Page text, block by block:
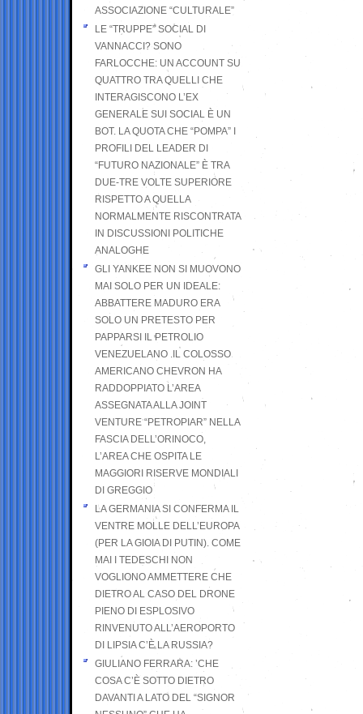
ASSOCIAZIONE “CULTURALE”
LE “TRUPPE” SOCIAL DI
VANNACCI? SONO
FARLOCCHE: UN ACCOUNT SU
QUATTRO TRA QUELLI CHE
INTERAGISCONO L’EX
GENERALE SUI SOCIAL È UN
BOT. LA QUOTA CHE “POMPA” I
PROFILI DEL LEADER DI
“FUTURO NAZIONALE” È TRA
DUE-TRE VOLTE SUPERIORE
RISPETTO A QUELLA
NORMALMENTE RISCONTRATA
IN DISCUSSIONI POLITICHE
ANALOGHE
GLI YANKEE NON SI MUOVONO
MAI SOLO PER UN IDEALE:
ABBATTERE MADURO ERA
SOLO UN PRETESTO PER
PAPPARSI IL PETROLIO
VENEZUELANO .IL COLOSSO
AMERICANO CHEVRON HA
RADDOPPIATO L’AREA
ASSEGNATA ALLA JOINT
VENTURE “PETROPIAR” NELLA
FASCIA DELL’ORINOCO,
L’AREA CHE OSPITA LE
MAGGIORI RISERVE MONDIALI
DI GREGGIO
LA GERMANIA SI CONFERMA IL
VENTRE MOLLE DELL’EUROPA
(PER LA GIOIA DI PUTIN). COME
MAI I TEDESCHI NON
VOGLIONO AMMETTERE CHE
DIETRO AL CASO DEL DRONE
PIENO DI ESPLOSIVO
RINVENUTO ALL’AEROPORTO
DI LIPSIA C’È LA RUSSIA?
GIULIANO FERRARA: ’CHE
COSA C’È SOTTO DIETRO
DAVANTI A LATO DEL “SIGNOR